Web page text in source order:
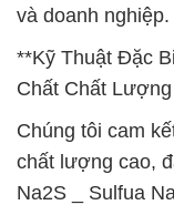
và doanh nghiệp.
**Kỹ Thuật Đặc
Chất Chất
Chúng tôi cam
chất lượng cao,
Na2S _ Sulfua